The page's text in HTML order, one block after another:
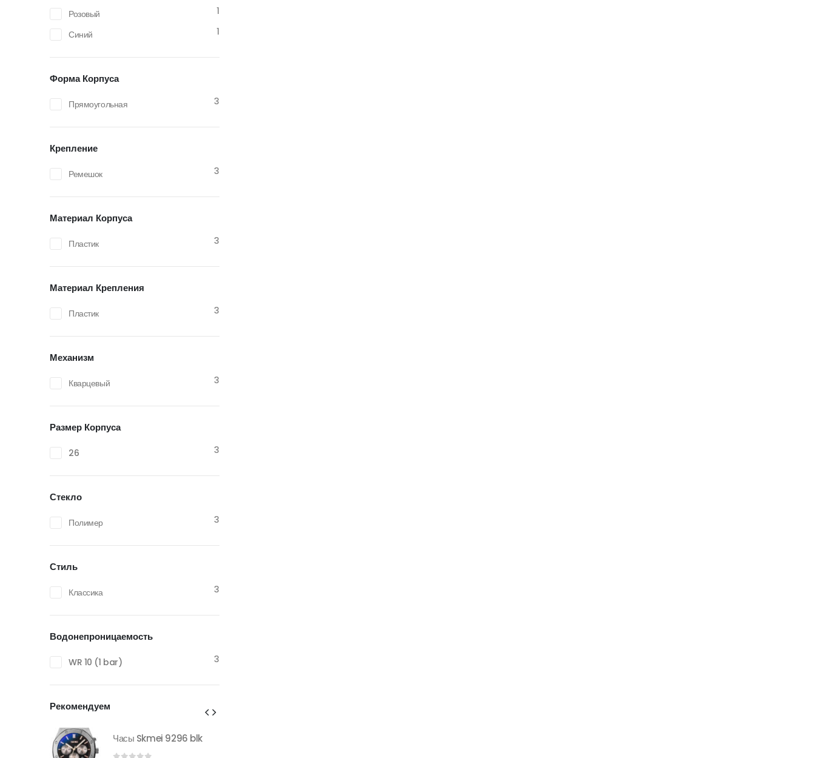
Розовый
1
Синий
1
Форма Корпуса
Прямоугольная 3
Крепление
Ремешок 3
Материал Корпуса
Пластик 3
Материал Крепления
Пластик 3
Механизм
Кварцевый 3
Размер Корпуса
26 3
Стекло
Полимер 3
Стиль
Классика 3
Водонепроницаемость
WR 10 (1 bar) 3
Рекомендуем
Часы Skmei 9296 blk